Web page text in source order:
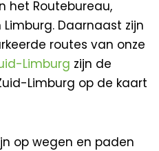
het Routebureau,
Daarnaast zijn
routes van onze
Limburg zijn de
Limburg op de kaart
op wegen en paden